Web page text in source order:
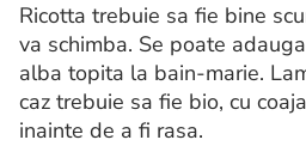
Ricotta trebuie sa fie bine
va schimba. Se poate
alba topita la bain-marie.
caz trebuie sa fie bio, cu
inainte de a fi rasa.